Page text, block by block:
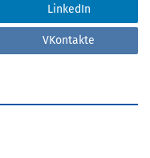
LinkedIn
VKontakte